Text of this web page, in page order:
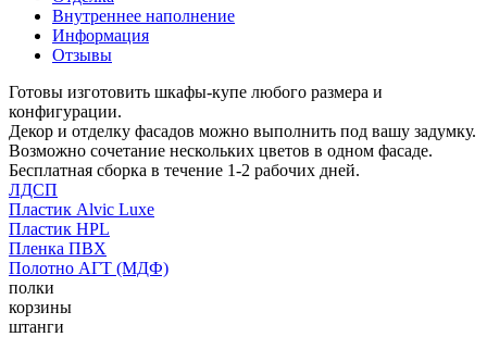
Внутреннее наполнение
Информация
Отзывы
Готовы изготовить шкафы-купе любого размера и
конфигурации.
Декор и отделку фасадов можно выполнить под вашу задумку.
Возможно сочетание нескольких цветов в одном фасаде.
Бесплатная сборка в течение 1-2 рабочих дней.
ЛДСП
Пластик Alvic Luxe
Пластик HPL
Пленка ПВХ
Полотно АГТ (МДФ)
полки
корзины
штанги